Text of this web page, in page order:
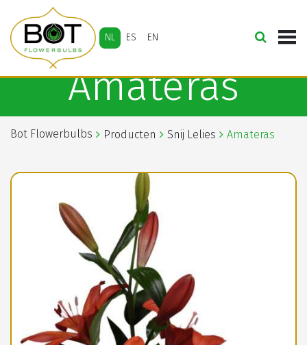
NL ES EN
Amateras
Bot Flowerbulbs Producten Snij Lelies Amateras